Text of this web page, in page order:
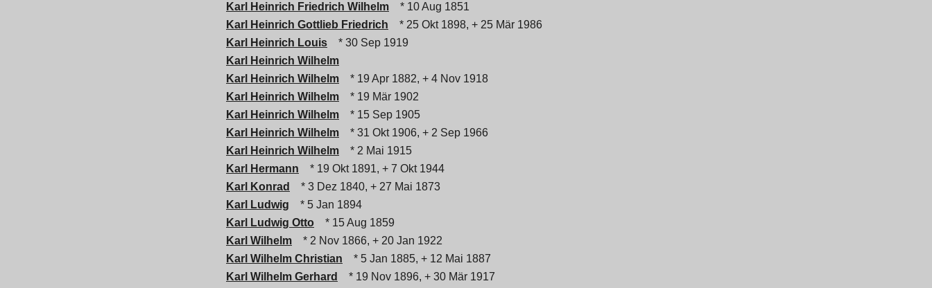
Karl Heinrich Friedrich Wilhelm
* 10 Aug 1851
Karl Heinrich Gottlieb Friedrich
* 25 Okt 1898, + 25 Mär 1986
Karl Heinrich Louis
* 30 Sep 1919
Karl Heinrich Wilhelm
Karl Heinrich Wilhelm
* 19 Apr 1882, + 4 Nov 1918
Karl Heinrich Wilhelm
* 19 Mär 1902
Karl Heinrich Wilhelm
* 15 Sep 1905
Karl Heinrich Wilhelm
* 31 Okt 1906, + 2 Sep 1966
Karl Heinrich Wilhelm
* 2 Mai 1915
Karl Hermann
* 19 Okt 1891, + 7 Okt 1944
Karl Konrad
* 3 Dez 1840, + 27 Mai 1873
Karl Ludwig
* 5 Jan 1894
Karl Ludwig Otto
* 15 Aug 1859
Karl Wilhelm
* 2 Nov 1866, + 20 Jan 1922
Karl Wilhelm Christian
* 5 Jan 1885, + 12 Mai 1887
Karl Wilhelm Gerhard
* 19 Nov 1896, + 30 Mär 1917